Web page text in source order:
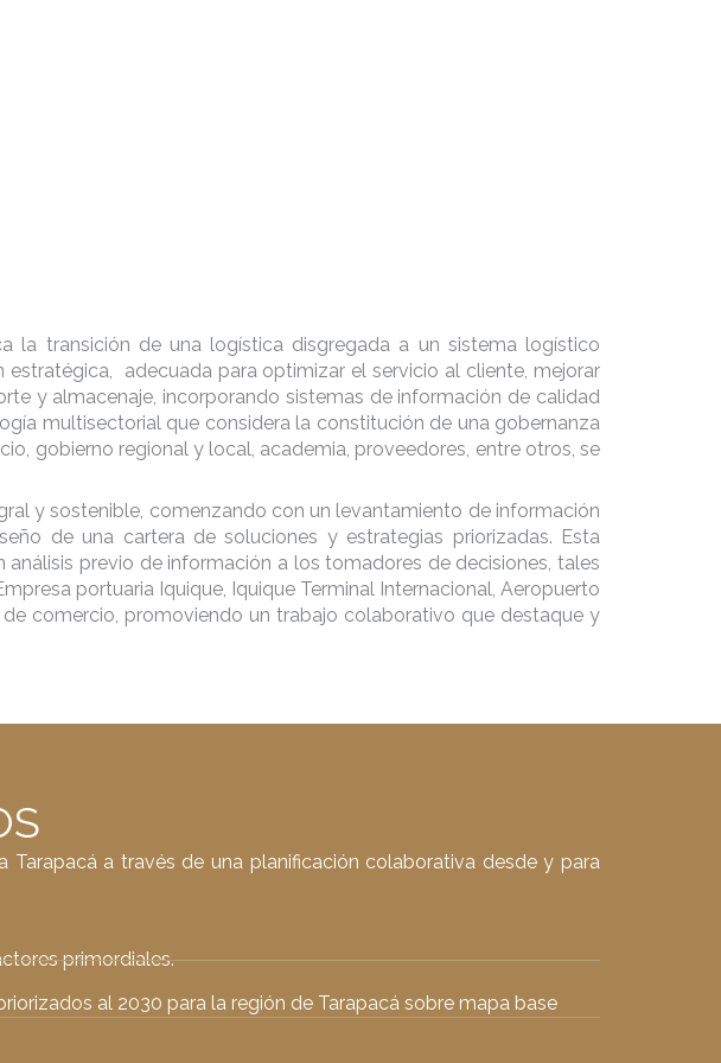
la transición de una logística disgregada a un sistema logístico
adecuada para optimizar el servicio al cliente, mejorar
y almacenaje, incorporando sistemas de información de calidad
multisectorial que considera la constitución de una gobernanza
gobierno regional y local, academia, proveedores, entre otros, se
y sostenible, comenzando con un levantamiento de información
de una cartera de soluciones y estrategias priorizadas. Esta
previo de información a los tomadores de decisiones, tales
portuaria Iquique, Iquique Terminal Internacional, Aeropuerto
comercio, promoviendo un trabajo colaborativo que destaque y
a través de una planificación colaborativa desde y para
primordiales.
al 2030 para la región de Tarapacá sobre mapa base